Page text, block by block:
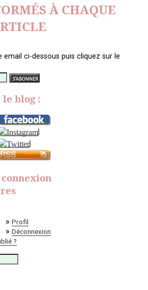
À CHAQUE
email ci-dessous puis cliquez sur le
le blog :
» Profil
» Déconnexion
?